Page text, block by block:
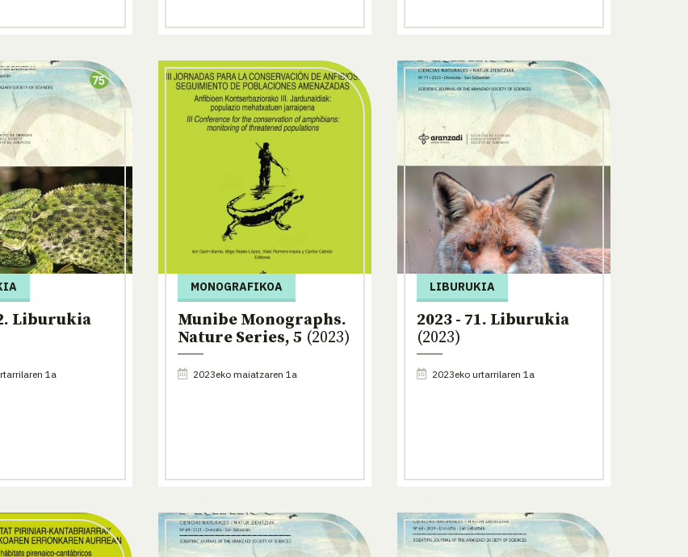
Liburukia
1a
MONOGRAFIKOA
Munibe Monographs.
Nature Series, 5 (2023)
2023eko maiatzaren 1a
LIBURUKIA
2023 - 71. Liburukia
(2023)
2023eko urtarrilaren 1a